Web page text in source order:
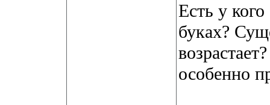
Есть у
буках?
особенно